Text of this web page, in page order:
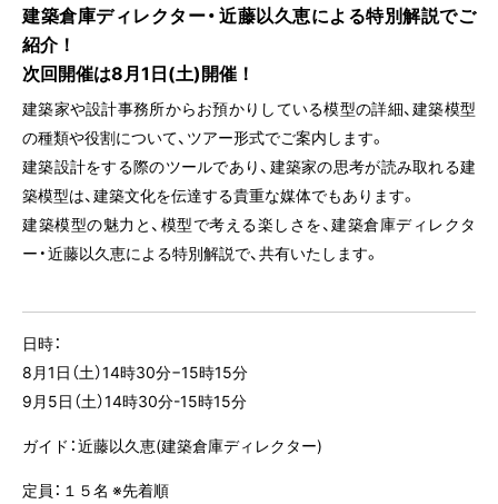
建築倉庫ディレクター・近藤以久恵による特別解説でご
紹介！
次回開催は8月1日(土)開催！
建築家や設計事務所からお預かりしている模型の詳細、建築模型
の種類や役割について、ツアー形式でご案内します。
建築設計をする際のツールであり、建築家の思考が読み取れる建
築模型は、建築文化を伝達する貴重な媒体でもあります。
建築模型の魅力と、模型で考える楽しさを、建築倉庫ディレクタ
ー・近藤以久恵による特別解説で、共有いたします。
日時：
8月1日（土）14時30分−15時15分
9月5日（土）14時30分-15時15分
ガイド：近藤以久恵(建築倉庫ディレクター)
定員：１５名 ※先着順